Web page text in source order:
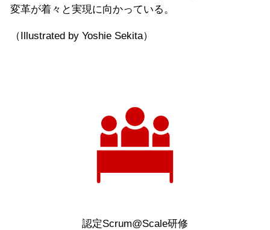
変革が着々と実現に向かっている。
（Illustrated by Yoshie Sekita）
認定Scrum@Scale研修